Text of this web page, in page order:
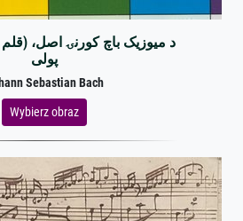
د میوزیک باچ کورنۍ اصل، (قلم
پولی
Sebastian Bach
Wybierz obraz